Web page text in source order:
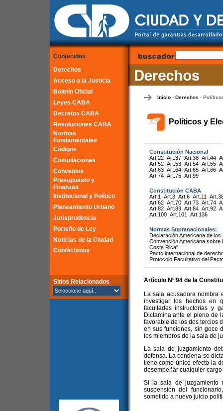
Contenidos
Derechos
Acceso a la Justicia
Boletín Oficial
Leyes CABA
Decretos CABA
Resoluciones CABA
Normas
Fundamentales
Códigos
Compilaciones
Convenios
Presupuesto y
Finanzas
Institucional y Político
Planeamiento Urbano
Jurisprudencia
Porteño de Ley
Noticias de la Ciudad
Contáctenos
Sitios Relacionados
Inicio- Derechos -
Políticos y
Constitución Nacional
Art.22 Art.37 Art.38 Art.44
Art.52 Art.53 Art.54 Art.55
Art.63 Art.64 Art.65 Art.66
Art.74 Art.75 Art.99
Constitución CABA
Art.1
Art.3 Art.6 Art.11
Art.62 Art.70 Art.73 Art.74
Art.82 Art.83 Art.84 Art.92
Art.100 Art.101 Art.136
Normas Supranacionales:
Declaración Americana de
Convención Americana
Costa Rica"
Pacto internacional de
Protocolo Facultativo del
Artículo Nº 94 de la
La sala acusadora nombra
investigar los hechos en
facultades instructorias y
Dictamina ante el pleno de
favorable de los dos tercios
en sus funciones, sin goce
los miembros de la sala de
La sala de juzgamiento
defensa. La condena se
tiene como único efecto la
desempeñar cualquier
Si la sala de juzgamiento
suspensión del
sometido a nuevo juicio